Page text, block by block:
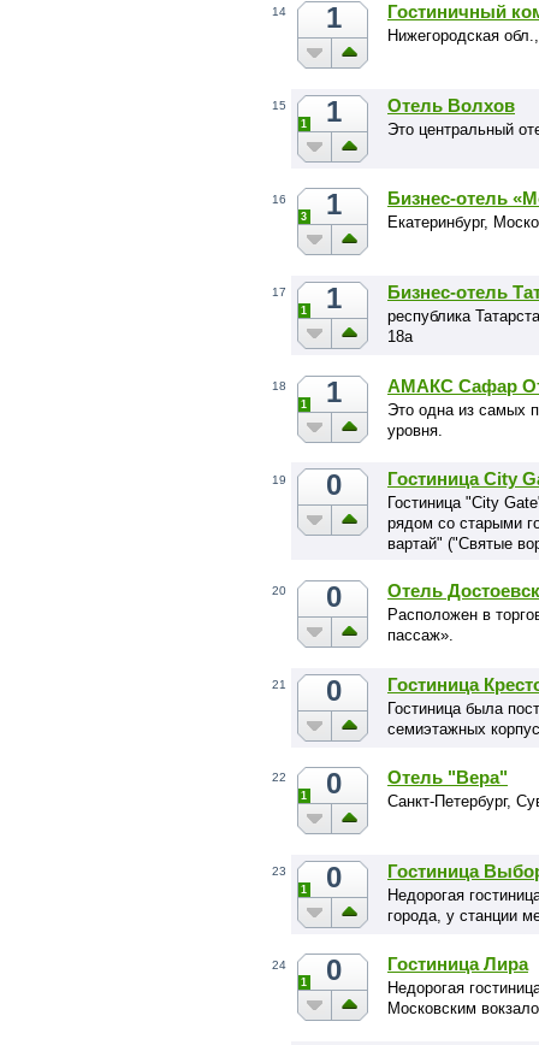
14 1 Гостиничный
Нижегородская
15 1
1
Отель Волхов
Это центральный
16 1
3
Бизнес-отель
Екатеринбург,
17 1
1
Бизнес-отель
республика
18а
18 1
1
АМАКС Сафар
Это одна из самых
уровня.
19 0 Гостиница City
Гостиница "City
рядом со старыми
вартай" ("Cвятые
20 0 Отель
Расположен в
пассаж».
21 0 Гостиница
Гостиница была
семиэтажных
22 0
1
Отель "Вера"
Санкт-Петербург,
23 0
1
Гостиница
Недорогая
города, у станции
24 0
1
Гостиница Лира
Недорогая
Московским